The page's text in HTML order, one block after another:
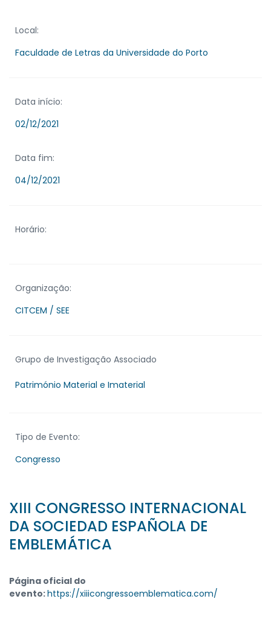
Local:
Faculdade de Letras da Universidade do Porto
Data início:
02/12/2021
Data fim:
04/12/2021
Horário:
Organização:
CITCEM / SEE
Grupo de Investigação Associado
Património Material e Imaterial
Tipo de Evento:
Congresso
XIII CONGRESSO INTERNACIONAL
DA SOCIEDAD ESPAÑOLA DE
EMBLEMÁTICA
Página oficial do
evento:https://xiiicongressoemblematica.com/